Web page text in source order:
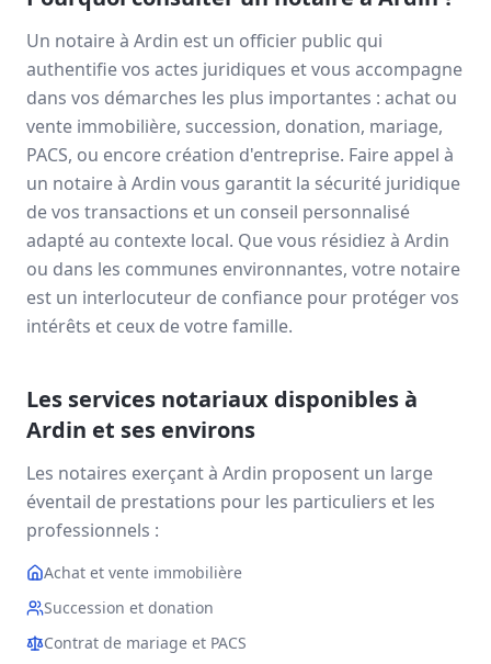
Un notaire à Ardin est un officier public qui
authentifie vos actes juridiques et vous accompagne
dans vos démarches les plus importantes : achat ou
vente immobilière, succession, donation, mariage,
PACS, ou encore création d'entreprise. Faire appel à
un notaire à Ardin vous garantit la sécurité juridique
de vos transactions et un conseil personnalisé
adapté au contexte local. Que vous résidiez à Ardin
ou dans les communes environnantes, votre notaire
est un interlocuteur de confiance pour protéger vos
intérêts et ceux de votre famille.
Les services notariaux disponibles à
Ardin et ses environs
Les notaires exerçant à Ardin proposent un large
éventail de prestations pour les particuliers et les
professionnels :
Achat et vente immobilière
Succession et donation
Contrat de mariage et PACS